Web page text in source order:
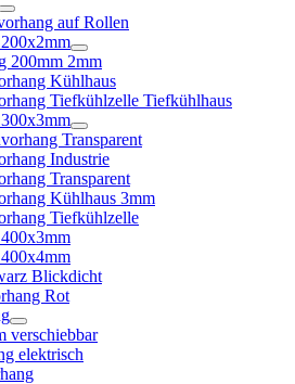
auf Rollen
200mm 2mm
Kühlhaus
Tiefkühlzelle Tiefkühlhaus
Transparent
Industrie
Transparent
Kühlhaus 3mm
Tiefkühlzelle
Blickdicht
Rot
verschiebbar
elektrisch